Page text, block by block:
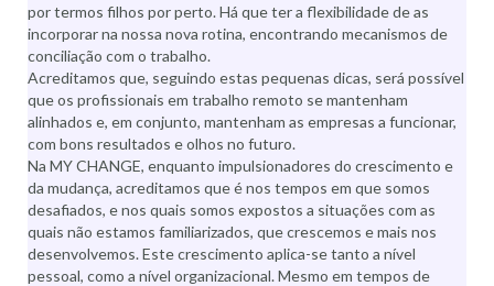
por termos filhos por perto. Há que ter a flexibilidade de as
incorporar na nossa nova rotina, encontrando mecanismos de
conciliação com o trabalho.
Acreditamos que, seguindo estas pequenas dicas, será possível
que os profissionais em trabalho remoto se mantenham
alinhados e, em conjunto, mantenham as empresas a funcionar,
com bons resultados e olhos no futuro.
Na MY CHANGE, enquanto impulsionadores do crescimento e
da mudança, acreditamos que é nos tempos em que somos
desafiados, e nos quais somos expostos a situações com as
quais não estamos familiarizados, que crescemos e mais nos
desenvolvemos. Este crescimento aplica-se tanto a nível
pessoal, como a nível organizacional. Mesmo em tempos de